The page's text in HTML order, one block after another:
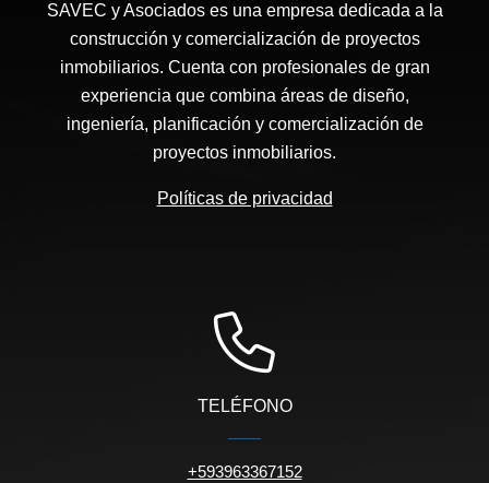
SAVEC y Asociados es una empresa dedicada a la
construcción y comercialización de proyectos
inmobiliarios. Cuenta con profesionales de gran
experiencia que combina áreas de diseño,
ingeniería, planificación y comercialización de
proyectos inmobiliarios.
Políticas de privacidad
TELÉFONO
+593963367152